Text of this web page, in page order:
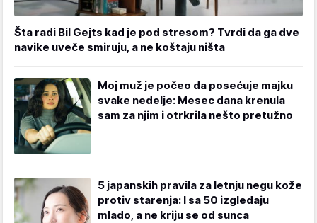
Šta radi Bil Gejts kad je pod stresom? Tvrdi da ga dve
navike uveče smiruju, a ne koštaju ništa
Moj muž je počeo da posećuje majku
svake nedelje: Mesec dana krenula
sam za njim i otrkrila nešto pretužno
5 japanskih pravila za letnju negu kože
protiv starenja: I sa 50 izgledaju
mlado, a ne kriju se od sunca